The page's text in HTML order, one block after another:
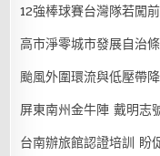
12強棒球賽台灣隊若闖
高市淨零城市發展自治
颱風外圍環流與低壓帶
屏東南州金牛陣 戴明志
台南辦旅館認證培訓 盼